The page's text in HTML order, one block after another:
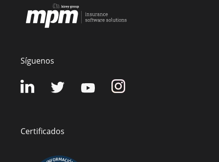
Síguenos
Certificados